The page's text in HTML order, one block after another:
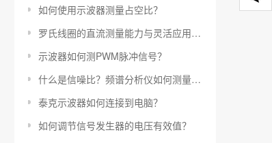
如何使用示波器测量占空比？
罗氏线圈的直流测量能力与灵活应用指南
示波器如何测PWM脉冲信号？
什么是信噪比？频谱分析仪如何测量信噪比？
泰克示波器如何连接到电脑？
如何调节信号发生器的电压有效值？